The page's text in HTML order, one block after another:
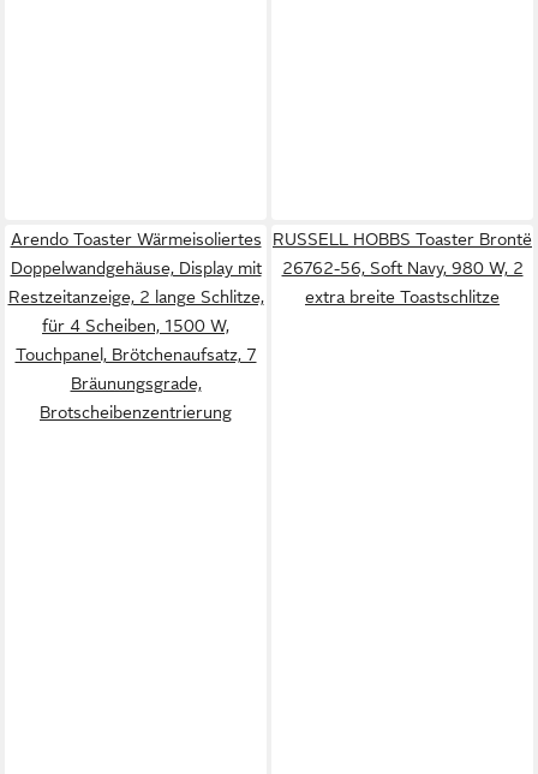
Arendo Toaster Wärmeisoliertes
Doppelwandgehäuse, Display mit
Restzeitanzeige, 2 lange Schlitze,
für 4 Scheiben, 1500 W,
Touchpanel, Brötchenaufsatz, 7
Bräunungsgrade,
Brotscheibenzentrierung
RUSSELL HOBBS Toaster Brontë
26762-56, Soft Navy, 980 W, 2
extra breite Toastschlitze